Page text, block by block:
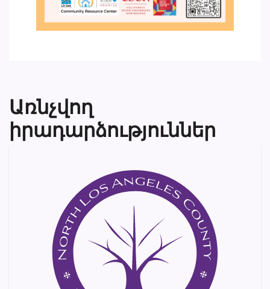
Առնչվող
իրադարձություններ